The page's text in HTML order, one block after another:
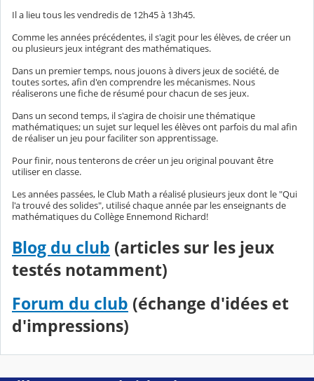
Il a lieu tous les vendredis de 12h45 à 13h45.
Comme les années précédentes, il s'agit pour les élèves, de créer un
ou plusieurs jeux intégrant des mathématiques.
Dans un premier temps, nous jouons à divers jeux de société, de
toutes sortes, afin d'en comprendre les mécanismes. Nous
réaliserons une fiche de résumé pour chacun de ses jeux.
Dans un second temps, il s'agira de choisir une thématique
mathématiques; un sujet sur lequel les élèves ont parfois du mal afin
de réaliser un jeu pour faciliter son apprentissage.
Pour finir, nous tenterons de créer un jeu original pouvant être
utiliser en classe.
Les années passées, le Club Math a réalisé plusieurs jeux dont le "Qui
l'a trouvé des solides", utilisé chaque année par les enseignants de
mathématiques du Collège Ennemond Richard!
Blog du club (articles sur les jeux
testés notamment)
Forum du club (échange d'idées et
d'impressions)